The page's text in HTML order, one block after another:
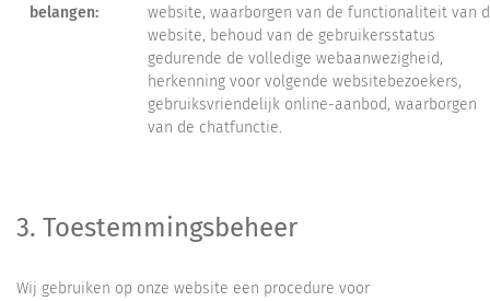
belangen:
website, waarborgen van de functionaliteit van
website, behoud van de gebruikersstatus
gedurende de volledige webaanwezigheid,
herkenning voor volgende websitebezoekers,
gebruiksvriendelijk online-aanbod, waarborgen
van de chatfunctie.
3. Toestemmingsbeheer
Wij gebruiken op onze website een procedure voor